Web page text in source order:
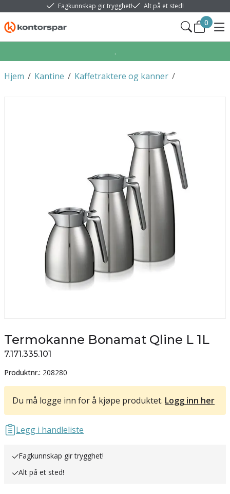
Fagkunnskap gir trygghet! Alt på et sted!
0
.
/
Hjem /
Kantine /
Kaffetraktere og kanner
Termokanne Bonamat Qline L 1L
7.171.335.101
Produktnr.: 208280
Du må logge inn for å kjøpe produktet. Logg inn her
Legg i handleliste
Fagkunnskap gir trygghet!
Alt på et sted!